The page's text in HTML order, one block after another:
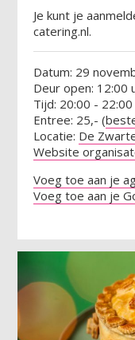
Je kunt je
catering.nl.
Datum: 29
Deur open: 12:00
Tijd: 20:00 - 22:00
Entree: 25,- (
Locatie: De
Website
Voeg toe aan je
Voeg toe aan je